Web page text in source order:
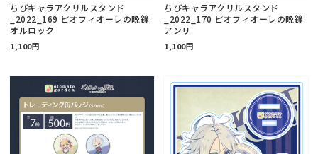
ちびキャラアクリルスタンド
_2022_169 ピオフィオーレの晩鐘
オルロック
1,100円
ちびキャラアクリルスタンド
_2022_170 ピオフィオーレの晩鐘
アンリ
1,100円